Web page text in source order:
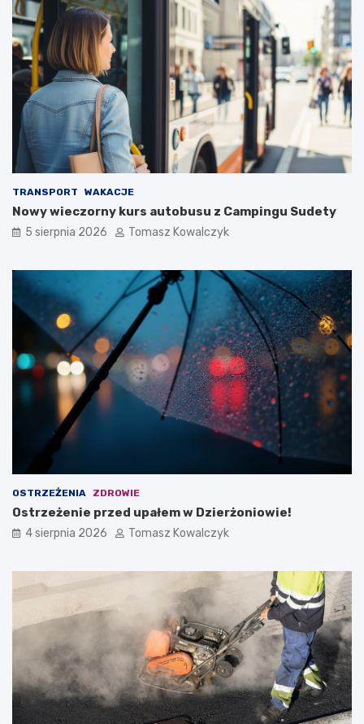
TRANSPORT WAKACJE
Nowy wieczorny kurs autobusu z Campingu Sudety
5 sierpnia 2026 Tomasz Kowalczyk
OSTRZEŻENIA ZDROWIE
Ostrzeżenie przed upałem w Dzierżoniowie!
4 sierpnia 2026 Tomasz Kowalczyk